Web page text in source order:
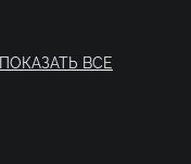
ПОКАЗАТЬ ВСЕ